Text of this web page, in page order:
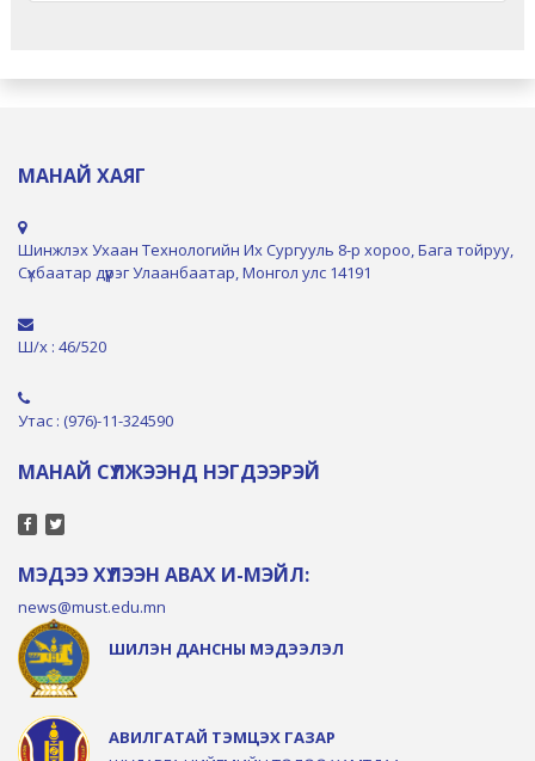
МАНАЙ ХАЯГ
Шинжлэх Ухаан Технологийн Их Сургууль 8-р хороо, Бага тойруу,
Сүхбаатар дүүрэг Улаанбаатар, Монгол улс 14191
Ш/х : 46/520
Утас : (976)-11-324590
МАНАЙ СҮЛЖЭЭНД НЭГДЭЭРЭЙ
МЭДЭЭ ХҮЛЭЭН АВАХ И-МЭЙЛ:
news@must.edu.mn
ШИЛЭН ДАНСНЫ МЭДЭЭЛЭЛ
АВИЛГАТАЙ ТЭМЦЭХ ГАЗАР